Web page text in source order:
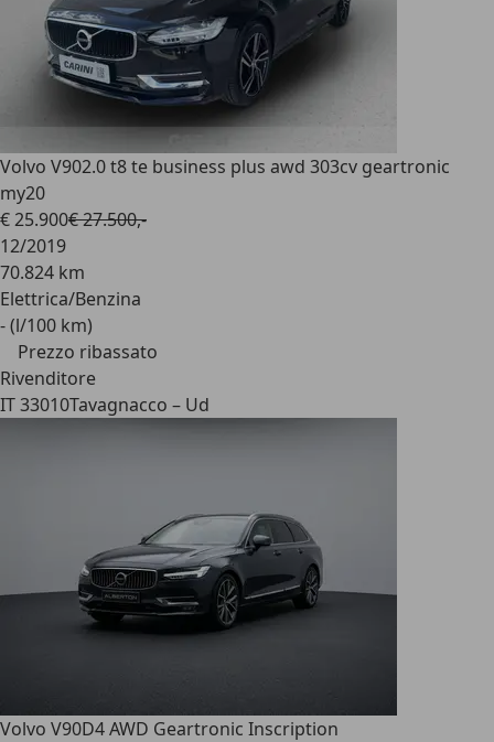
Volvo V902.0 t8 te business plus awd 303cv geartronic
my20
€ 25.900€ 27.500,-
12/2019
70.824 km
Elettrica/Benzina
- (l/100 km)
Prezzo ribassato
Rivenditore
IT 33010Tavagnacco – Ud
Volvo V90D4 AWD Geartronic Inscription